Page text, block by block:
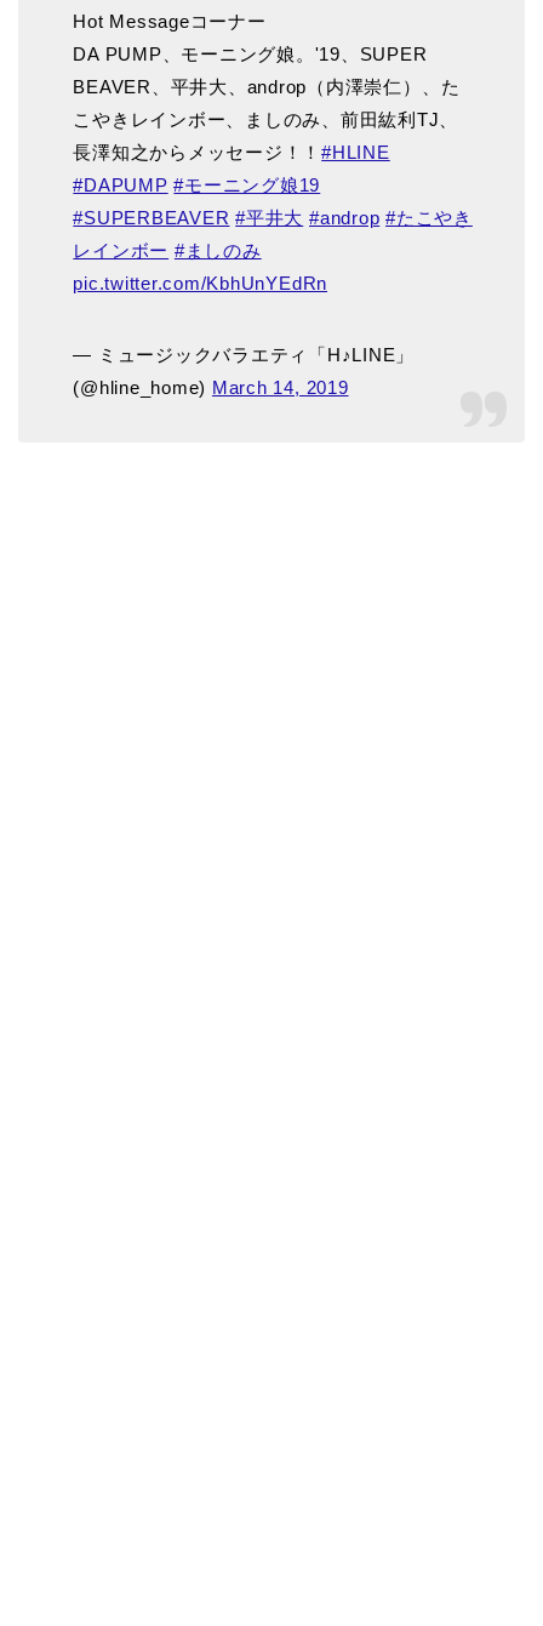
Hot Messageコーナー
DA PUMP、モーニング娘。'19、SUPER
BEAVER、平井大、androp（内澤崇仁）、た
こやきレインボー、ましのみ、前田紘利TJ、
長澤知之からメッセージ！！#HLINE
#DAPUMP #モーニング娘19
#SUPERBEAVER #平井大 #androp #たこやき
レインボー #ましのみ
pic.twitter.com/KbhUnYEdRn
— ミュージックバラエティ「H♪LINE」
(@hline_home) March 14, 2019